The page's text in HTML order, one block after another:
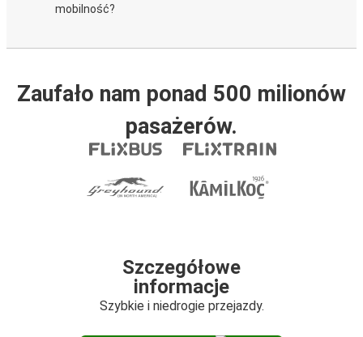
mobilność?
Zaufało nam ponad 500 milionów
pasażerów.
Szczegółowe
informacje
Szybkie i niedrogie przejazdy.